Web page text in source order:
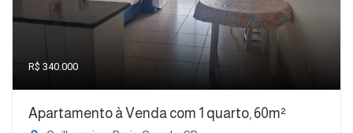
R$ 340.000
Apartamento à Venda com 1 quarto, 60m²